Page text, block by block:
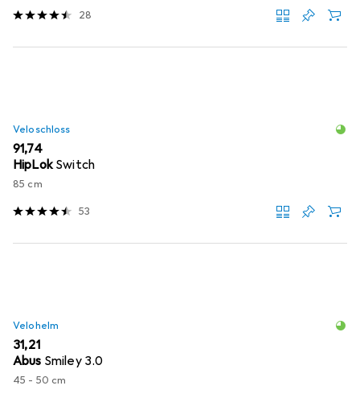
28
Veloschloss
EUR
91,74
HipLok Switch
85 cm
53
Velohelm
EUR
31,21
Abus Smiley 3.0
45 - 50 cm